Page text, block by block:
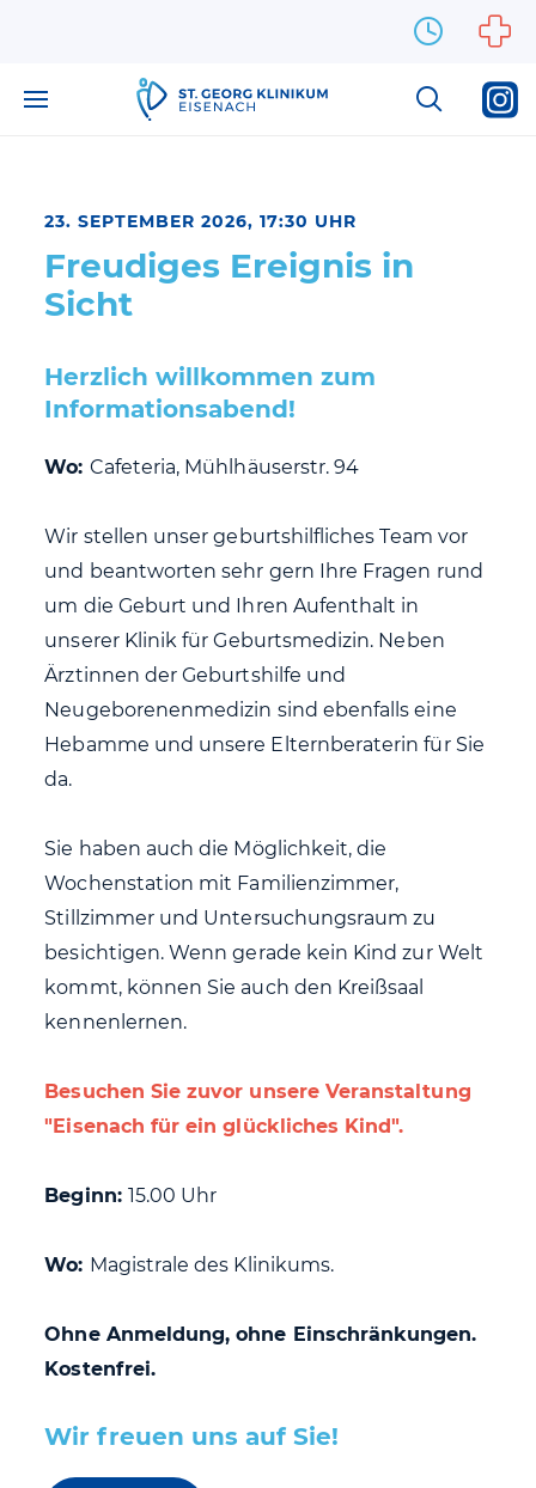
23. SEPTEMBER 2026, 17:30 UHR
Freudiges Ereignis in
Sicht
Herzlich willkommen zum
Informationsabend!
Wo: Cafeteria, Mühlhäuserstr. 94
Wir stellen unser geburtshilfliches Team vor
und beantworten sehr gern Ihre Fragen rund
um die Geburt und Ihren Aufenthalt in
unserer Klinik für Geburtsmedizin. Neben
Ärztinnen der Geburtshilfe und
Neugeborenenmedizin sind ebenfalls eine
Hebamme und unsere Elternberaterin für Sie
da.
Sie haben auch die Möglichkeit, die
Wochenstation mit Familienzimmer,
Stillzimmer und Untersuchungsraum zu
besichtigen. Wenn gerade kein Kind zur Welt
kommt, können Sie auch den Kreißsaal
kennenlernen.
Besuchen Sie zuvor unsere Veranstaltung
"Eisenach für ein glückliches Kind".
Beginn: 15.00 Uhr
Wo: Magistrale des Klinikums.
Ohne Anmeldung, ohne Einschränkungen.
Kostenfrei.
Wir freuen uns auf Sie!